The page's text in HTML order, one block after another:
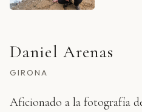
Daniel Arenas
GIRONA
Aficionado a la fotografía